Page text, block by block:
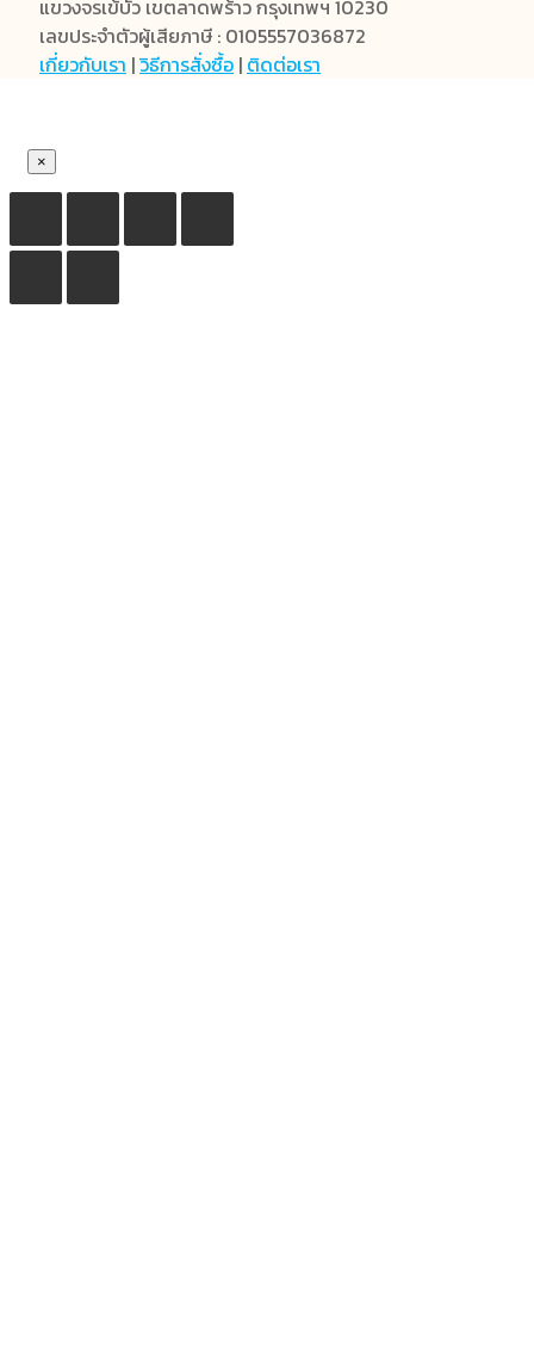
แขวงจรเข้บัว เขตลาดพร้าว กรุงเทพฯ 10230
เลขประจำตัวผู้เสียภาษี : 0105557036872
เกี่ยวกับเรา |วิธีการสั่งซื้อ | ติดต่อเรา
×